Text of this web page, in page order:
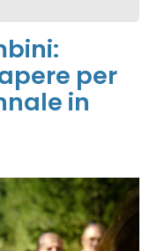
per
in